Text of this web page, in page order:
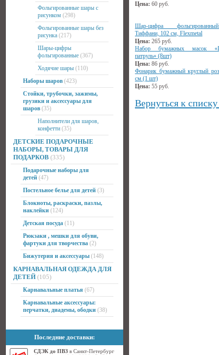
Фольгированные шары с
рисунком (298)
Фольгированные шары без
рисунка (217)
Шары-цифры
фольгированные (367)
Ходячие шары (110)
Наборы шаров (423)
Стойки, трубочки, зажимы,
грузики и аксессуары для
шаров (35)
Наполнители для шаров,
конфетти (35)
ДЕТСКИЕ ПОДАРОЧНЫЕ
НАБОРЫ, ТОВАРЫ ДЛЯ
ПОДАРКОВ (335)
Подарочные наборы для
детей (47)
Постельное белье для детей (3)
Блокноты, раскраски, пазлы,
наклейки (124)
Детская посуда (11)
Рюкзаки , мешки для обуви,
фартуки для творчества (2)
Бижутерия и аксессуары (148)
КАРНАВАЛЬНАЯ ОДЕЖДА ДЛЯ
ДЕТЕЙ (105)
Карнавальные платья (67)
Карнавальные аксессуары:
перчатки, диадемы, ободки (38)
Последние доставки:
СДЭК до ПВЗ в Санкт-Петербург
Цена: 60 руб.
Шар-цифра
Тиффани, 102 см, Flexmetal
Цена: 265 руб.
Набор бумажных масок
патруль» (8шт)
Цена: 86 руб.
Фонарик бумажный круглый
см (1 шт)
Цена: 55 руб.
Вернуться к списку